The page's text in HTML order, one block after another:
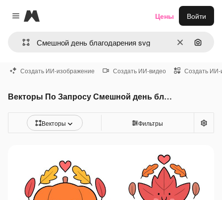
Close menu
Magnific
ОчиститьПоиск
Цены Войти
Создать ИИ-изображение Создать ИИ-видео Создать ИИ-
Векторы По Запросу Смешной день благодарения svg
Векторы Фильтры